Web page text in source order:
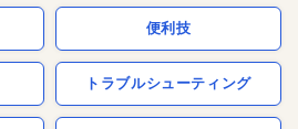
便利技
トラブルシューティング